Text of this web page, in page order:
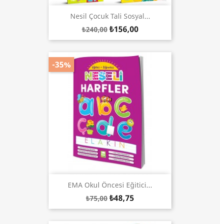
Nesil Çocuk Tali Sosyal...
₺240,00 ₺156,00
EMA Okul Öncesi Eğitici...
₺75,00 ₺48,75
-35%